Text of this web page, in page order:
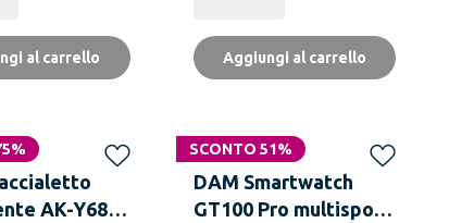
al carrello Aggiungi al carrello
AK-Y68
SCONTO 51%
DAM Smartwatch
GT100 Pro multisport,